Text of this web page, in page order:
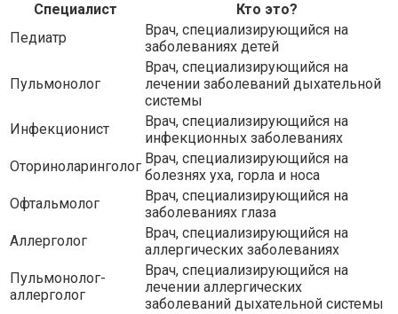
Специалист
Кто это?
Педиатр
Врач, специализирующийся на
заболеваниях детей
Пульмонолог
Врач, специализирующийся на
лечении заболеваний дыхательной
системы
Инфекционист
Врач, специализирующийся на
инфекционных заболеваниях
Оториноларинголог Врач, специализирующийся на
болезнях уха, горла и носа
Офтальмолог
Врач, специализирующийся на
заболеваниях глаза
Аллерголог
Врач, специализирующийся на
аллергических заболеваниях
Пульмонолог-
аллерголог
Врач, специализирующийся на
лечении аллергических
заболеваний дыхательной системы